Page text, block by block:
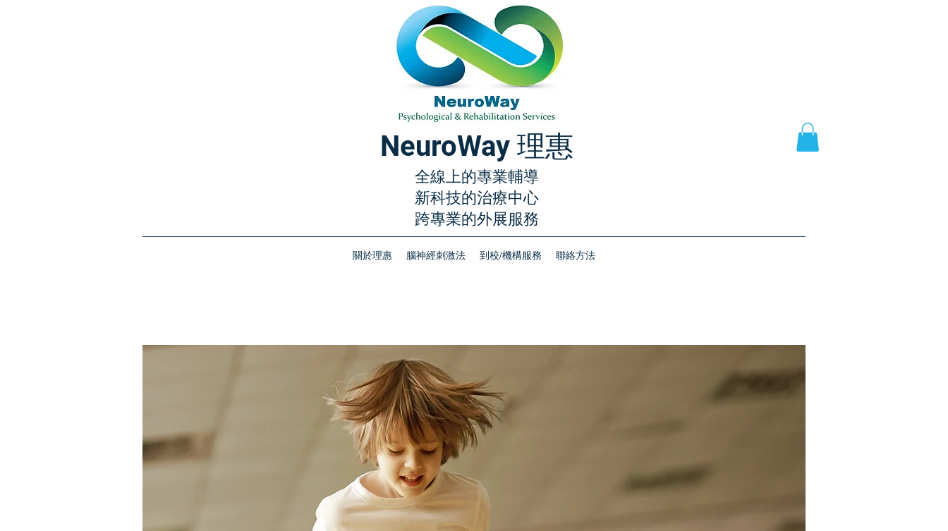
NeuroWay 理惠
全線上的專業輔導
新科技的治療中心
​跨專業的外展服務
關於理惠 腦神經刺激法 到校/機構服務 聯絡方法